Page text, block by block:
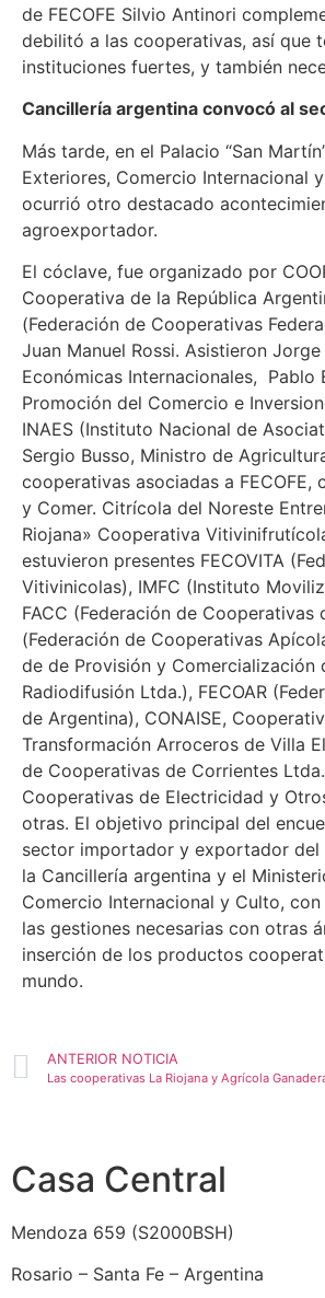
de FECOFE Silvio Antinori
debilitó a las cooperativas, así que
instituciones fuertes, y también
Cancillería argentina convocó al
Más tarde, en el Palacio “San
Exteriores, Comercio Internacional
ocurrió otro destacado
agroexportador.
El cóclave, fue organizado por
Cooperativa de la República
(Federación de Cooperativas
Juan Manuel Rossi. Asistieron
Económicas Internacionales, Pablo
Promoción del Comercio e
INAES (Instituto Nacional de
Sergio Busso, Ministro de
cooperativas asociadas a FECOFE,
y Comer. Citrícola del Noreste
Riojana» Cooperativa
estuvieron presentes FECOVITA
Vitivinicolas), IMFC (Instituto
FACC (Federación de Cooperativas
(Federación de Cooperativas
de de Provisión y Comercialización
Radiodifusión Ltda.), FECOAR
de Argentina), CONAISE,
Transformación Arroceros de Villa
de Cooperativas de Corrientes
Cooperativas de Electricidad y
otras. El objetivo principal del
sector importador y exportador
la Cancillería argentina y el
Comercio Internacional y Culto,
las gestiones necesarias con otras
inserción de los productos
mundo.
ANTERIOR NOTICIA
Casa Central
Mendoza 659 (S2000BSH)
Rosario – Santa Fe – Argentina